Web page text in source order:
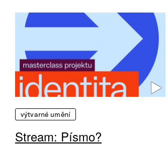
výtvarné umění
Stream: Písmo?